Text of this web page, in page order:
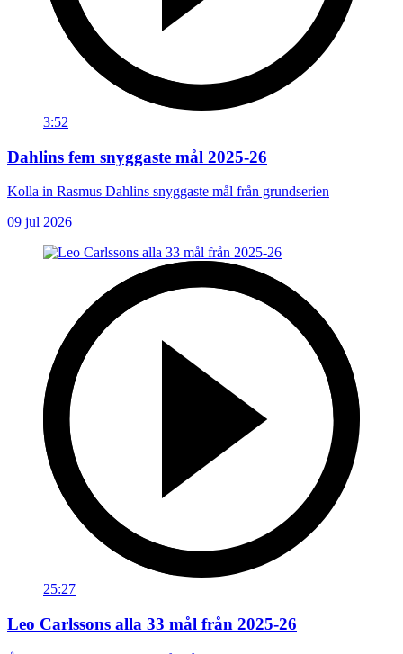
3:52
Dahlins fem snyggaste mål 2025-26
Kolla in Rasmus Dahlins snyggaste mål från grundserien
09 jul 2026
25:27
Leo Carlssons alla 33 mål från 2025-26